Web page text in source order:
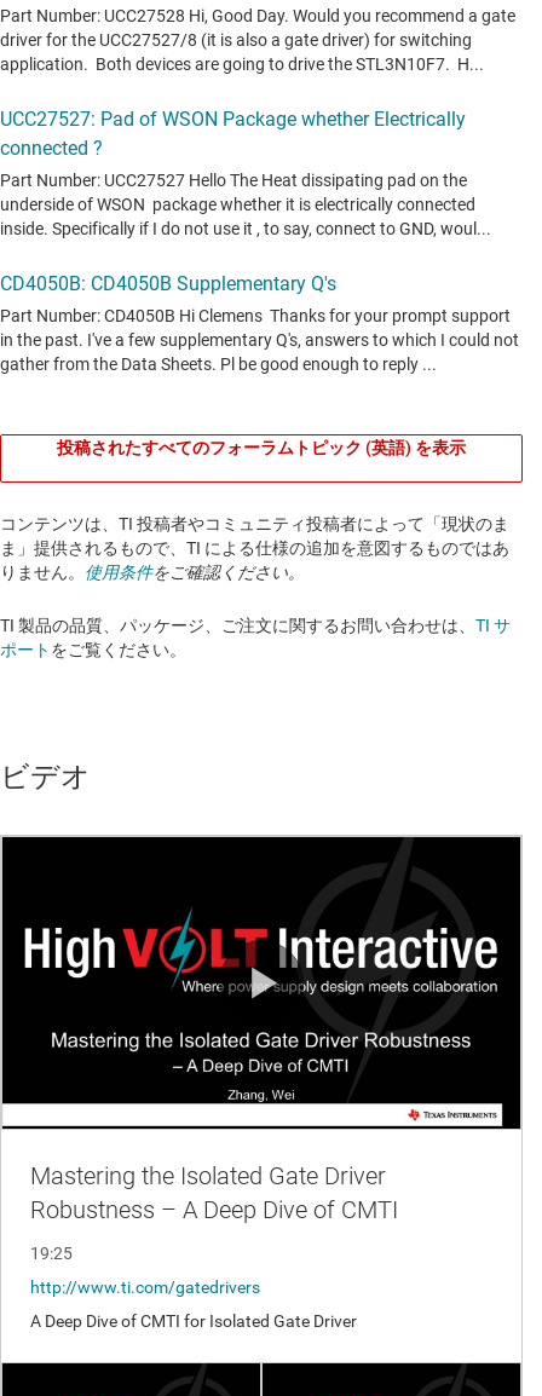
投稿されたすべてのフォーラムトピック (英語) を表示
コンテンツは、TI 投稿者やコミュニティ投稿者によって「現状のま
ま」提供されるもので、TI による仕様の追加を意図するものではあ
りません。 使用条件をご確認ください。
TI 製品の品質、パッケージ、ご注文に関するお問い合わせは、 TI サ
ポート をご覧ください。​​​​​​​​​​​​​​
ビデオ